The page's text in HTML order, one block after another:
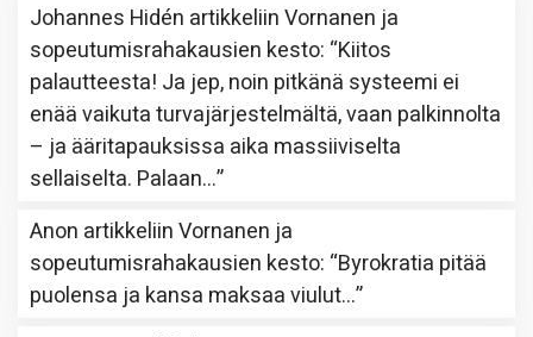
Johannes Hidén artikkeliinVornanen ja
sopeutumisrahakausien kesto: “Kiitos
palautteesta! Ja jep, noin pitkänä systeemi ei
enää vaikuta turvajärjestelmältä, vaan palkinnolta
– ja ääritapauksissa aika massiiviselta
sellaiselta. Palaan…”
Anon artikkeliinVornanen ja
sopeutumisrahakausien kesto: “Byrokratia pitää
puolensa ja kansa maksaa viulut…”